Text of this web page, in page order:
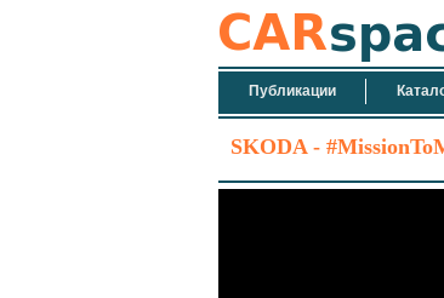
Публикации
SKODA -